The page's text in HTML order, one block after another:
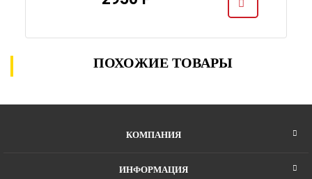
ПОХОЖИЕ ТОВАРЫ
КОМПАНИЯ
ИНФОРМАЦИЯ